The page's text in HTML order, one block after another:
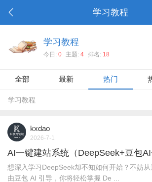
学习教程
学习教程
今日:0 主题:4 排名: 18
全部 最新 热门
学习教程
kxdao
2026-7-1
AI一键建站系统（DeepSeek+豆包
想深入学习DeepSeek却不知如何开始？不妨
由豆包 AI 引导，你将轻松掌握 De ...